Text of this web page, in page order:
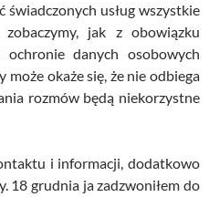
świadczonych usług wszystkie
jak z obowiązku
danych osobowych
może okaże się, że nie odbiega
rozmów będą niekorzystne
i informacji, dodatkowo
18 grudnia ja zadzwoniłem do